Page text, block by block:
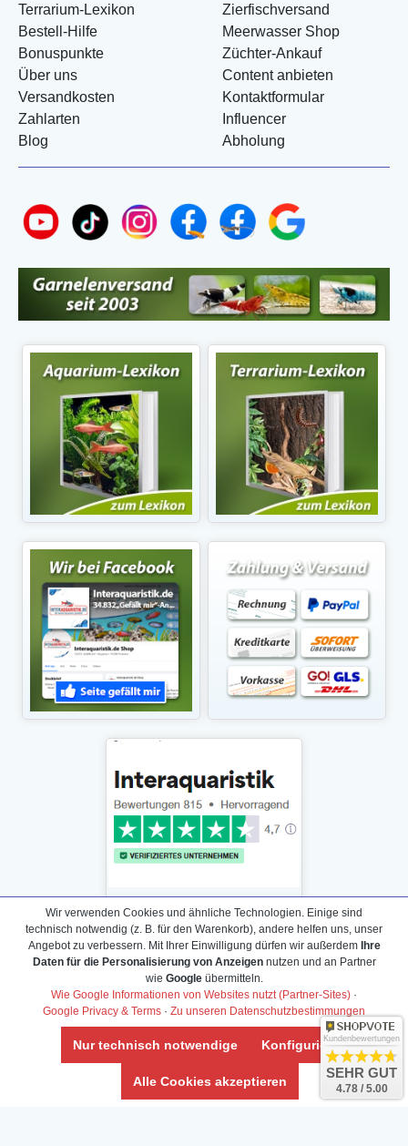
Terrarium-Lexikon
Bestell-Hilfe
Bonuspunkte
Über uns
Versandkosten
Zahlarten
Blog
Zierfischversand
Meerwasser Shop
Züchter-Ankauf
Content anbieten
Kontaktformular
Influencer
Abholung
Daten­schutz­erklärung
Widerrufs­recht /Widerrufs­formular
AGB & Info
Impressum
Umwelt und Entsorgung
Vertrag widerrufen
Wir verwenden Cookies und ähnliche Technologien. Einige sind
technisch notwendig (z. B. für den Warenkorb), andere helfen uns, unser
Angebot zu verbessern. Mit Ihrer Einwilligung dürfen wir außerdem Ihre
Daten für die Personalisierung von Anzeigennutzen und an Partner
wie Googleübermitteln.
Wie Google Informationen von Websites nutzt (Partner-Sites) ·
Google Privacy & Terms · Zu unseren Datenschutzbestimmungen
Nur technisch notwendige Konfigurieren
Alle Cookies akzeptieren
Kundenbewertungen
SEHR GUT
4.78 / 5.00